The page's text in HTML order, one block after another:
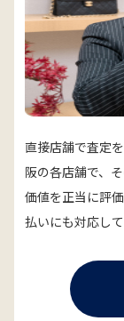
直接店舗で査定
阪の各店舗で、
価値を正当に評
払いにも対応して